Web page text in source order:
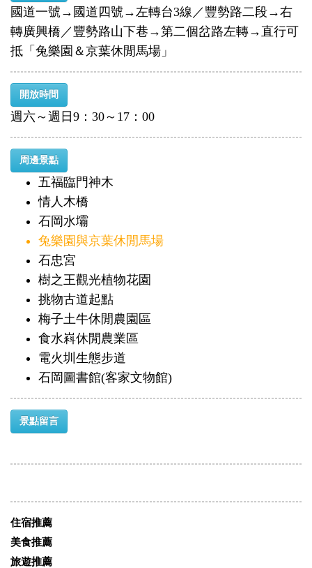
國道一號→國道四號→左轉台3線／豐勢路二段→右
轉廣興橋／豐勢路山下巷→第二個岔路左轉→直行可
抵「兔樂園＆京葉休閒馬場」
開放時間
週六～週日9：30～17：00
周邊景點
五福臨門神木
情人木橋
石岡水壩
兔樂園與京葉休閒馬場
石忠宮
樹之王觀光植物花園
挑物古道起點
梅子土牛休閒農園區
食水嵙休閒農業區
電火圳生態步道
石岡圖書館(客家文物館)
景點留言
住宿推薦
美食推薦
旅遊推薦